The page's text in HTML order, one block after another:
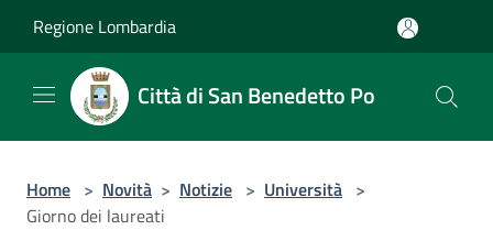
Regione Lombardia
Città di San Benedetto Po
Home > Novità > Notizie > Università >
Giorno dei laureati